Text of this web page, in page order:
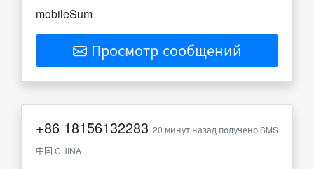
mobileSum
Просмотр сообщений
+86 18156132283 20 минут назад получено SMS
中国 CHINA